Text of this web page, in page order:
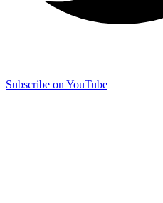
Subscribe on YouTube